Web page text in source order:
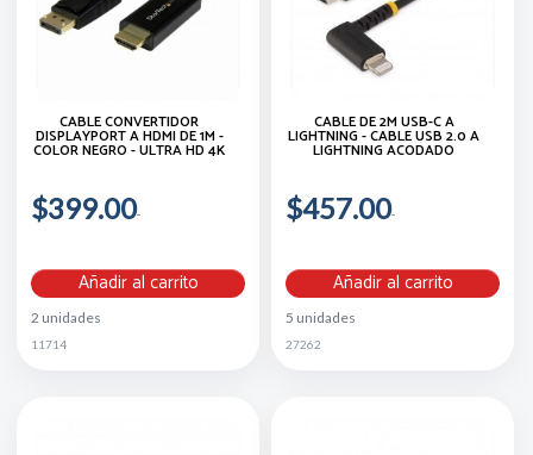
CABLE CONVERTIDOR
DISPLAYPORT A HDMI DE 1M -
COLOR NEGRO - ULTRA HD 4K
$399.00
Añadir al carrito
2 unidades
11714
CABLE DE 2M USB-C A
LIGHTNING - CABLE USB 2.0 A
LIGHTNING ACODADO
$457.00
Añadir al carrito
5 unidades
27262